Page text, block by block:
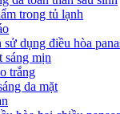
trong tủ lạnh
sử dụng điều hòa
sáng mịn
trắng
da mặt